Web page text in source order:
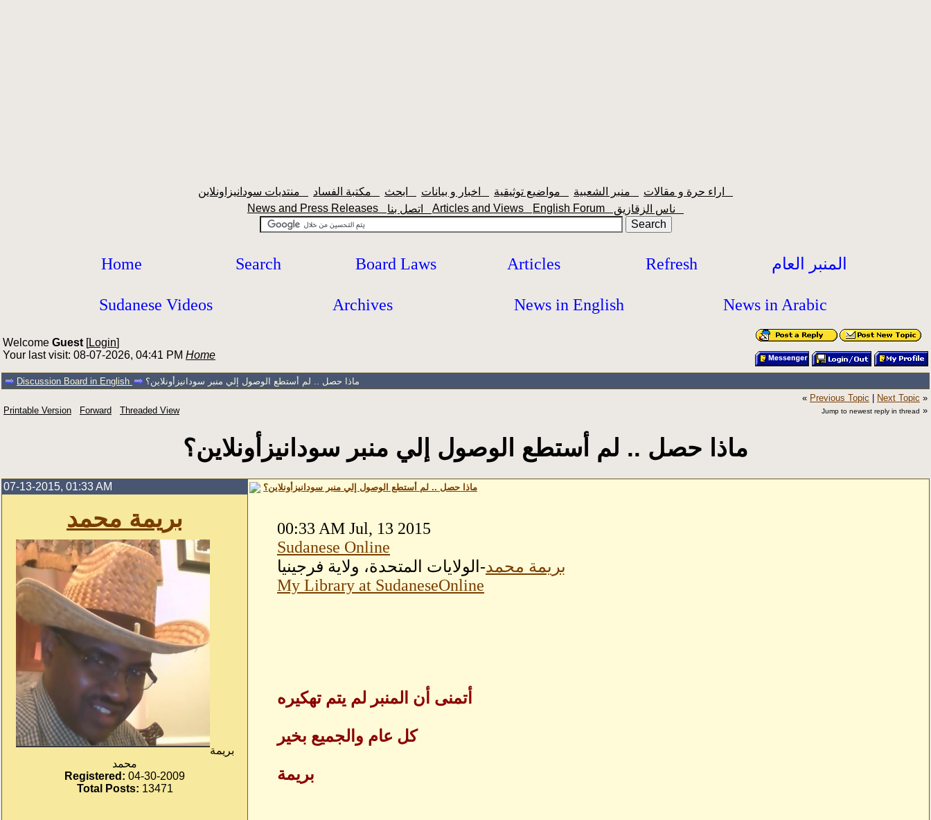
News and Press Releases
Articles and Views English Forum
Home Search Board Laws Articles Refresh المنبر العام
Sudanese Videos Archives News in English News in Arabic
Welcome Guest [Login]
Your last visit: 08-07-2026, 04:41 PM Home
Discussion Board in English ماذا حصل .. لم أستطع الوصول إلي منبر سودانيزأونلاين؟
Printable Version Forward Threaded View
« Previous Topic Next Topic »
Jump to newest reply in thread »
ماذا حصل .. لم أستطع الوصول إلي منبر سودانيزأونلاين؟
07-13-2015, 01:33 AM
بريمة محمد
بريمة
محمد
Registered: 04-30-2009
Total Posts: 13471
ماذا حصل .. لم أستطع الوصول إلي منبر سودانيزأونلاين؟
00:33 AM Jul, 13 2015
Sudanese Online
بريمة محمد-الولايات المتحدة، ولاية فرجينيا
My Library at SudaneseOnline
أتمنى أن المنبر لم يتم تهكيره
كل عام والجميع بخير
بريمة